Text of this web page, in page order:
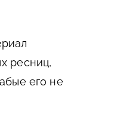
ресниц,
его не